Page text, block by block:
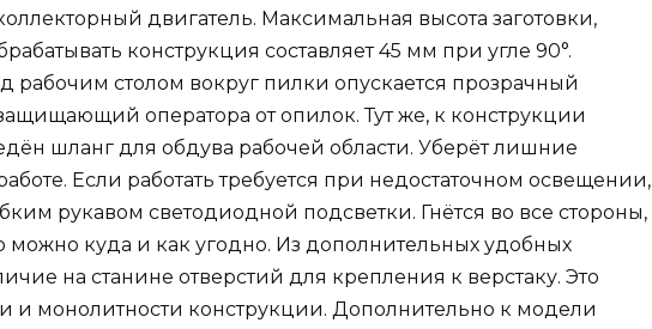
двигатель. Максимальная высота заготовки,
конструкция составляет 45 мм при угле 90°.
рабочим столом вокруг пилки опускается прозрачный
оператора от опилок. Тут же, к конструкции
шланг для обдува рабочей области. Уберёт лишние
Если работать требуется при недостаточном освещении,
рукавом светодиодной подсветки. Гнётся во все стороны,
можно куда и как угодно. Из дополнительных удобных
на станине отверстий для крепления к верстаку. Это
и монолитности конструкции. Дополнительно к модели